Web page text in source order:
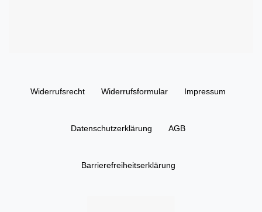
Widerrufs­recht Widerrufs­formular Impressum
Daten­schutz­erklärung AGB
Barrierefreiheitserklärung